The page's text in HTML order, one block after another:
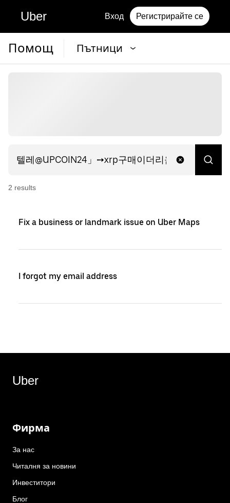
Uber Вход Регистрирайте се
Помощ Пътници
2 results
Fix a business or landmark issue on Uber Maps
I forgot my email address
Uber
Фирма
За нас
Читалня за новини
Инвеститори
Блог